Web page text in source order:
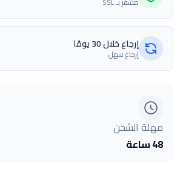
إرجاع خلال 30 يومًا
إرجاع سهل
مهلة الشحن
48 ساعة